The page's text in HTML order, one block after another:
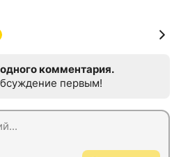
комментария.
первым!